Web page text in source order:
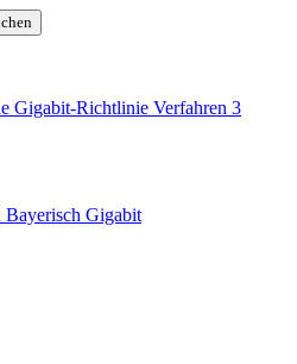
Gigabit-Richtlinie Verfahren 3
Gigabit